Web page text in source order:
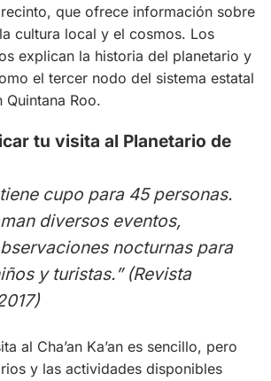
que ofrece información sobre
cultura local y el cosmos. Los
explican la historia del planetario y
el tercer nodo del sistema estatal
Roo.
tu visita al Planetario de
cupo para 45 personas.
diversos eventos,
nocturnas para
y turistas.” (Revista
al Cha’an Ka’an es sencillo, pero
y las actividades disponibles